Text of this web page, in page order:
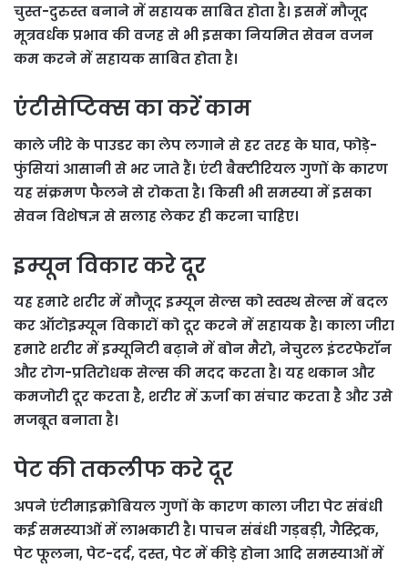
चुस्त-दुरुस्त बनाने में सहायक साबित होता है। इसमें मौजूद
मूत्रवर्धक प्रभाव की वजह से भी इसका नियमित सेवन वजन
कम करने में सहायक साबित होता है।
एंटीसेप्टिक्स का करें काम
काले जीरे के पाउडर का लेप लगाने से हर तरह के घाव, फोड़े-
फुंसियां आसानी से भर जाते हैं। एंटी बैक्टीरियल गुणों के कारण
यह संक्रमण फैलने से रोकता है। किसी भी समस्या में इसका
सेवन विशेषज्ञ से सलाह लेकर ही करना चाहिए।
इम्यून विकार करे दूर
यह हमारे शरीर में मौजूद इम्यून सेल्स को स्वस्थ सेल्स में बदल
कर ऑटोइम्यून विकारों को दूर करने में सहायक है। काला जीरा
हमारे शरीर में इम्यूनिटी बढ़ाने में बोन मैरो, नेचुरल इंटरफेरॉन
और रोग-प्रतिरोधक सेल्स की मदद करता है। यह थकान और
कमजोरी दूर करता है, शरीर में ऊर्जा का संचार करता है और उसे
मजबूत बनाता है।
पेट की तकलीफ करे दूर
अपने एंटीमाइक्रोबियल गुणों के कारण काला जीरा पेट संबंधी
कई समस्याओं में लाभकारी है। पाचन संबंधी गड़बड़ी, गैस्ट्रिक,
पेट फूलना, पेट-दर्द, दस्त, पेट में कीड़े होना आदि समस्याओं में